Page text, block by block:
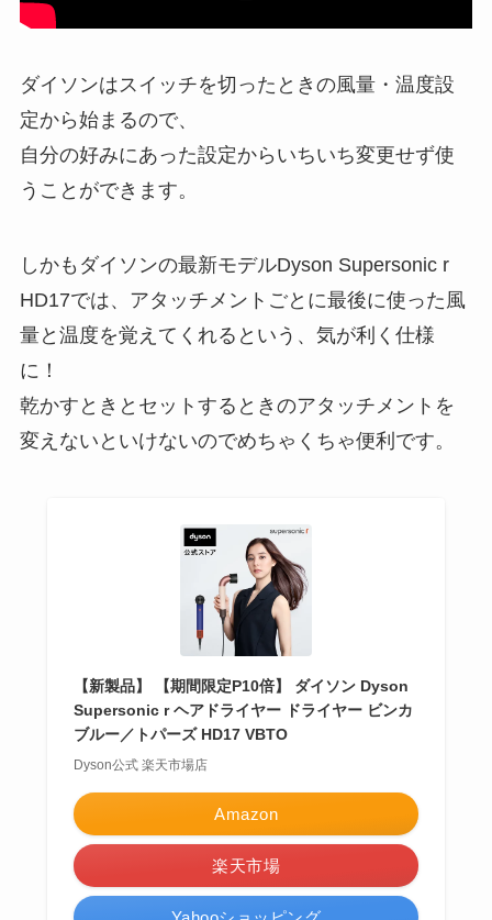
ダイソンはスイッチを切ったときの風量・温度設
定から始まるので、
自分の好みにあった設定からいちいち変更せず使
うことができます。
しかもダイソンの最新モデルDyson Supersonic r
HD17では、アタッチメントごとに最後に使った風
量と温度を覚えてくれるという、気が利く仕様
に！
乾かすときとセットするときのアタッチメントを
変えないといけないのでめちゃくちゃ便利です。
【新製品】 【期間限定P10倍】 ダイソン Dyson
Supersonic r ヘアドライヤー ドライヤー ビンカ
ブルー／トパーズ HD17 VBTO
Dyson公式 楽天市場店
Amazon
楽天市場